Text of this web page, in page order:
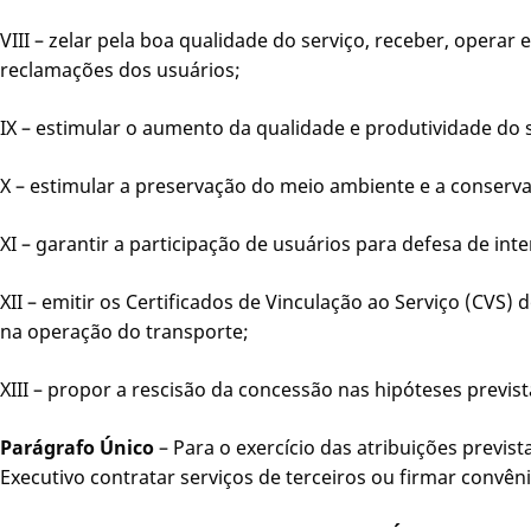
VIII – zelar pela boa qualidade do serviço, receber, operar
reclamações dos usuários;
IX – estimular o aumento da qualidade e produtividade do
X – estimular a preservação do meio ambiente e a
XI – garantir a participação de usuários para defesa de
XII – emitir os Certificados de Vinculação ao Serviço (CVS)
na operação do transporte;
XIII – propor a rescisão da concessão nas hipóteses
Parágrafo Único– Para o exercício das atribuições
Executivo contratar serviços de terceiros ou firmar